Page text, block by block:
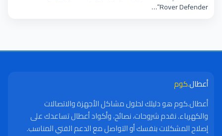
Rover Defender”…
أعطال.كوم
أعطال.كوم هو دليلك لحلول مشاكل الأجهزة والاتصالات
والكهرباء. نقدم شروحات، نصائح، وأكواد أعطال تساعدك على
إصلاح المشكلات بنفسك أو التواصل مع الدعم الفني المناسب.